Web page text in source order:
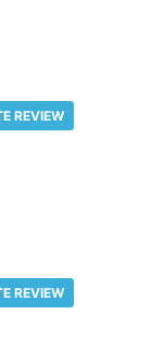
REVIEW
REVIEW